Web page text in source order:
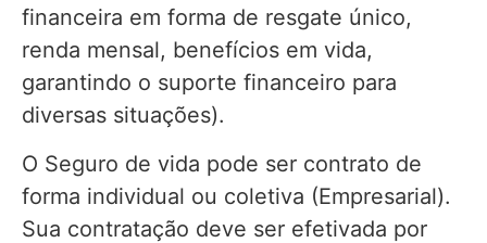
financeira em forma de resgate único,
renda mensal, benefícios em vida,
garantindo o suporte financeiro para
diversas situações).
O Seguro de vida pode ser contrato de
forma individual ou coletiva (Empresarial).
Sua contratação deve ser efetivada por